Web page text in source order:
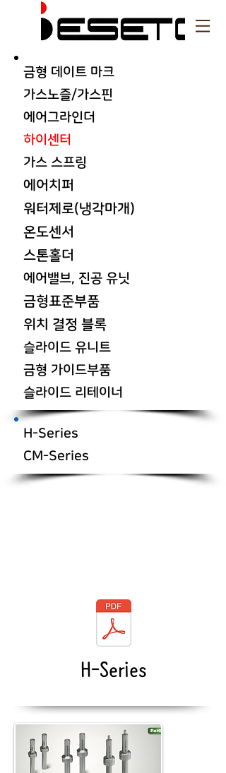
금형 데이트 마크
가스노즐/가스핀
에어그라인더
​하이센터
가스 스프링
에어치퍼
워터제로(냉각마개)
온도센서
스톤홀더
에어밸브, 진공 유닛
금형표준부품
위치 결정 블록
슬라이드 유니트
금형 가이드부품
​슬라이드 리테이너
H-Series
CM-Series
H-Series